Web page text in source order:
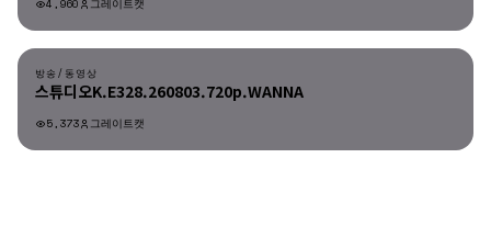
4,960 그레이트캣
방송/동영상
방송/동영상
스튜디오K.E328.260803.720p.WANNA
5,373 그레이트캣